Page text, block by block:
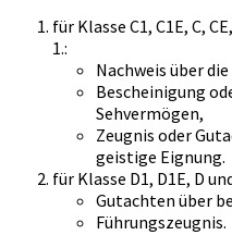
für Klasse C1, C1E, C,
1.:
Nachweis über
Bescheinigung
Sehvermögen,
Zeugnis oder
geistige Eignung.
für Klasse D1, D1E, D
Gutachten über
Führungszeugnis.